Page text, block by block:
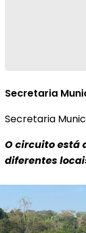
Secretaria
Secretaria
O circuito está
diferentes